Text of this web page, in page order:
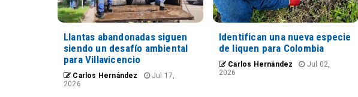
Llantas abandonadas siguen
siendo un desafío ambiental
para Villavicencio
Carlos Hernández
Jul 17,
2026
Identifican una nueva especie
de liquen para Colombia
Carlos Hernández
Jul 02,
2026